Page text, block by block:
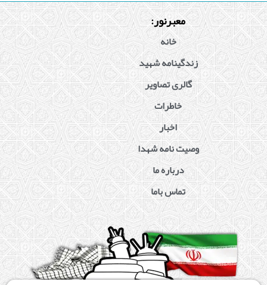
معبرنور:
خانه
زندگینامه شهید
گالری تصاویر
خاطرات
اخبار
وصیت نامه شهدا
درباره ما
تماس باما